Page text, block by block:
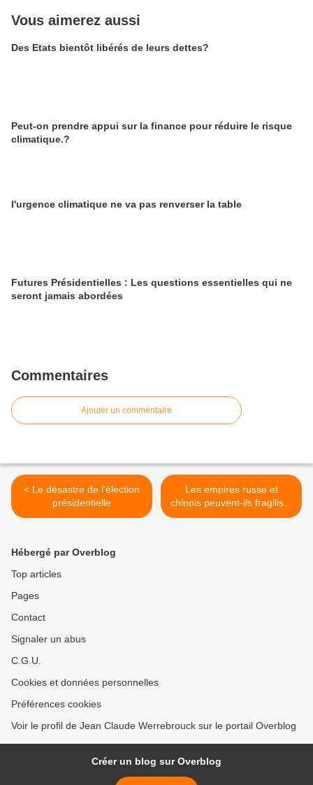
Vous aimerez aussi
Des Etats bientôt libérés de leurs dettes?
Peut-on prendre appui sur la finance pour réduire le risque
climatique.?
l'urgence climatique ne va pas renverser la table
Futures Présidentielles : Les questions essentielles qui ne
seront jamais abordées
Commentaires
Ajouter un commentaire
< Le désastre de l'élection
présidentielle
Les empires russe et
chinois peuvent-ils fragiliser
l'ordre monétaire et
Hébergé par Overblog
Top articles
Pages
Contact
Signaler un abus
C.G.U.
Cookies et données personnelles
Préférences cookies
Voir le profil de Jean Claude Werrebrouck sur le portail Overblog
Créer un blog sur Overblog